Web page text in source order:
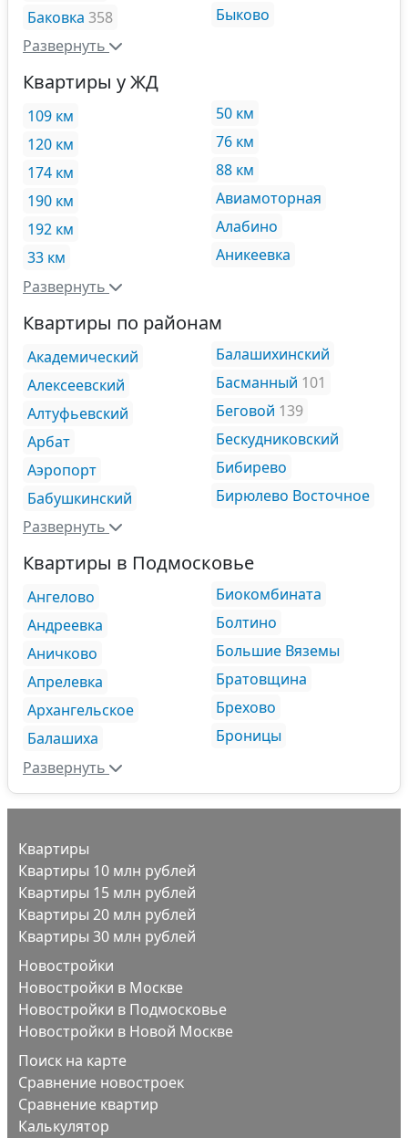
Баковка 358
Быково
Развернуть
Квартиры у ЖД
109 км
120 км
174 км
190 км
192 км
33 км
50 км
76 км
88 км
Авиамоторная
Алабино
Аникеевка
Развернуть
Квартиры по районам
Академический
Алексеевский
Алтуфьевский
Арбат
Аэропорт
Бабушкинский
Балашихинский
Басманный 101
Беговой 139
Бескудниковский
Бибирево
Бирюлево Восточное
Развернуть
Квартиры в Подмосковье
Ангелово
Андреевка
Аничково
Апрелевка
Архангельское
Балашиха
Биокомбината
Болтино
Большие Вяземы
Братовщина
Брехово
Броницы
Развернуть
Квартиры
Квартиры 10 млн рублей
Квартиры 15 млн рублей
Квартиры 20 млн рублей
Квартиры 30 млн рублей
Новостройки
Новостройки в Москве
Новостройки в Подмосковье
Новостройки в Новой Москве
Поиск на карте
Сравнение новостроек
Сравнение квартир
Калькулятор